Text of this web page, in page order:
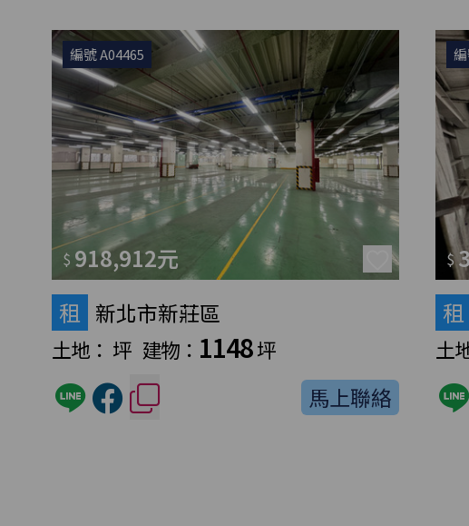
編號 A04465
$ 918,912元
租 新北市新莊區
土地： 坪 建物： 1148坪
馬上聯絡
$
租
土